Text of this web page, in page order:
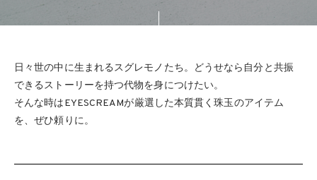
日々世の中に生まれるスグレモノたち。どうせなら自分と共振
できるストーリーを持つ代物を身につけたい。
そんな時はEYESCREAMが厳選した本質貫く珠玉のアイテム
を、ぜひ頼りに。